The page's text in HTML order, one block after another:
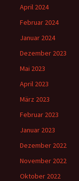
April 2024
Februar 2024
Januar 2024
Dezember 2023
Mai 2023
April 2023
März 2023
Februar 2023
Januar 2023
Dezember 2022
November 2022
Oktober 2022